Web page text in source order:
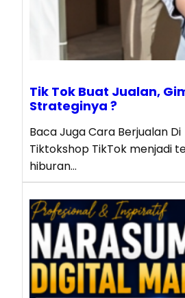
Tik Tok Buat Jualan,
Strateginya ?
Baca Juga Cara Berjualan Di
Tiktokshop TikTok menjadi
hiburan…